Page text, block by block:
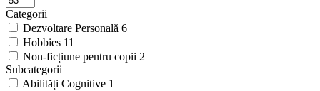
Categorii
Dezvoltare Personală 6
Hobbies 11
Non-ficțiune pentru copii 2
Subcategorii
Abilități Cognitive 1